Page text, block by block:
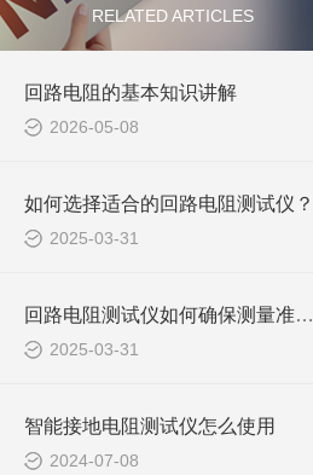
RELATED ARTICLES
回路电阻的基本知识讲解
2026-05-08
如何选择适合的回路电阻测试仪？
2025-03-31
回路电阻测试仪如何确保测量准确度
2025-03-31
智能接地电阻测试仪怎么使用
2024-07-08